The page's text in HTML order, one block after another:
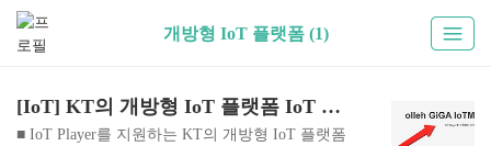
개방형 IoT 플랫폼 (1)
[IoT] KT의 개방형 IoT 플랫폼 IoT Makers 소개
■ IoT Player를 지원하는 KT의 개방형 IoT 플랫폼